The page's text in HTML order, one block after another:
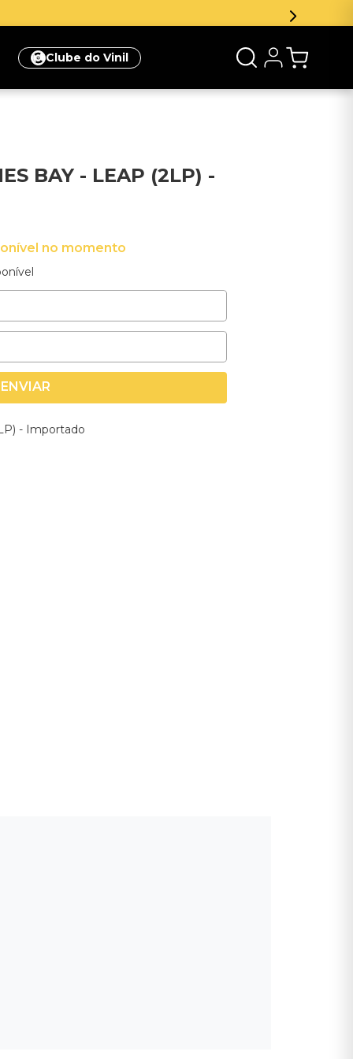
Inscreva-se na newsletter e ganhe
Clube do Vinil
BAY - LEAP (2LP) -
no momento
ENVIAR
Vinil Duplo James Bay - Leap (2LP) - Importado